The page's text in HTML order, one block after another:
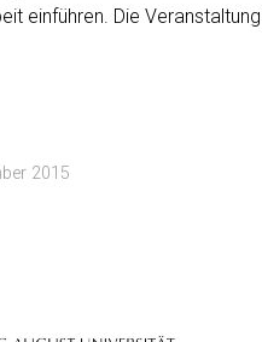
ein­führen. Die
2015